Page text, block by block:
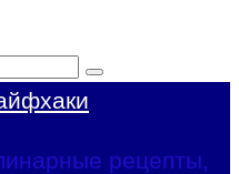
рецепты,